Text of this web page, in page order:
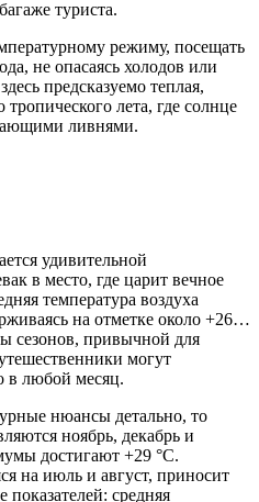
туриста.
режиму, посещать
не опасаясь холодов или
предсказуемо теплая,
лета, где солнце
ливнями.
удивительной
в место, где царит вечное
температура воздуха
на отметке около +26…
сезонов, привычной для
могут
в любой месяц.
нюансы детально, то
ноябрь, декабрь и
достигают +29 °C.
на июль и август, приносит
средняя